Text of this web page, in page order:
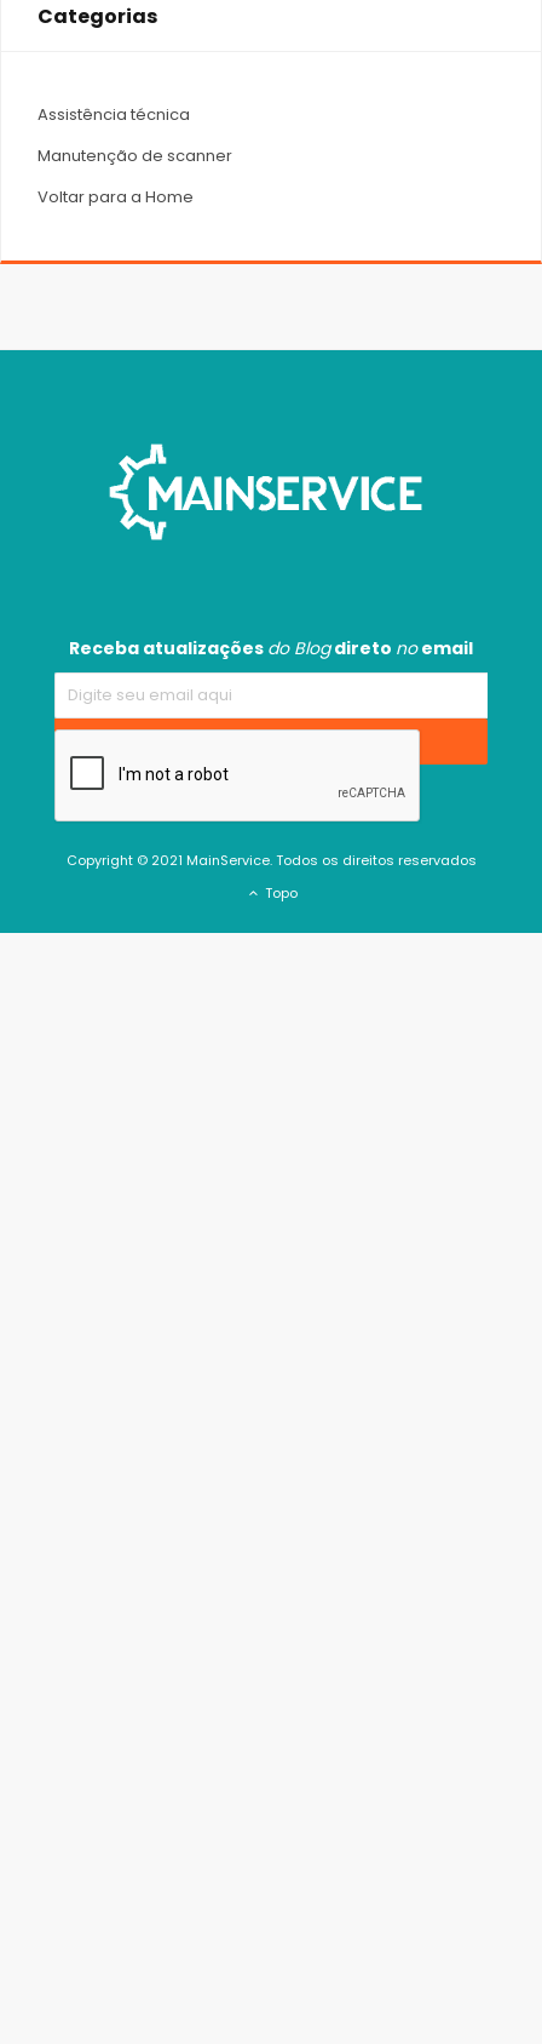
Categorias
Assistência técnica
Manutenção de scanner
Voltar para a Home
Receba atualizações do Blogdireto noemail
Copyright © 2021 MainService. Todos os direitos reservados
Topo